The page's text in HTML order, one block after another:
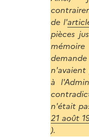
de l'
pièces
n'avaient
à
n'était
21 août
).